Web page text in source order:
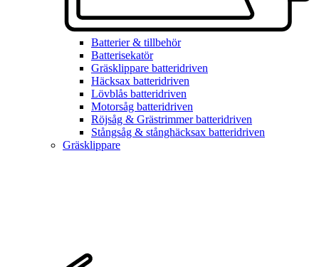
Batterier & tillbehör
Batterisekatör
Gräsklippare batteridriven
Häcksax batteridriven
Lövblås batteridriven
Motorsåg batteridriven
Röjsåg & Grästrimmer batteridriven
Stångsåg & stånghäcksax batteridriven
Gräsklippare